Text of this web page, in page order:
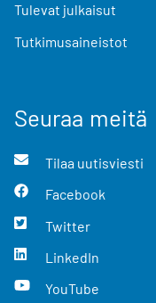
Tulevat julkaisut
Tutkimusaineistot
Seuraa meitä
Tilaa uutisviesti
Facebook
Twitter
LinkedIn
YouTube